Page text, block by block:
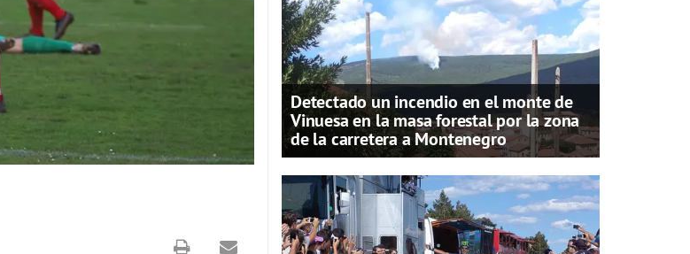
Detectado un incendio en el monte de
Vinuesa en la masa forestal por la zona
de la carretera a Montenegro